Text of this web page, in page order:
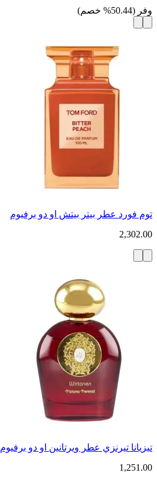
وفر (
50.44
% خصم)
توم فورد عطر بيتر بيتش او دو برفيوم
2,302.00
تيزيانا تيرنزي عطر ويرتانين او دو برفيوم
1,251.00